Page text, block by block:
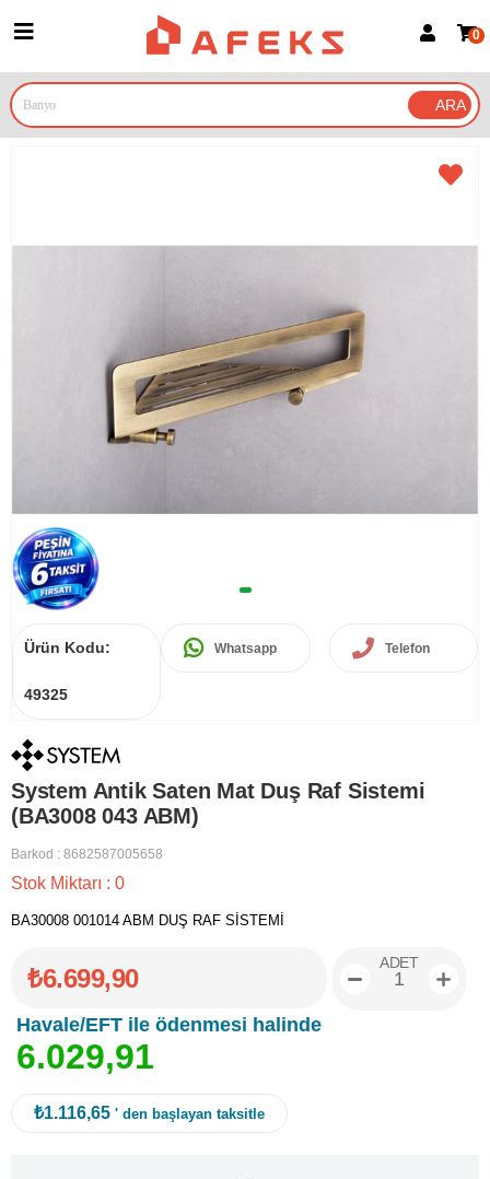
Google İle Bağlan
0
Ürün Kodu:
49325
Whatsapp Telefon
System Antik Saten Mat Duş Raf Sistemi
(BA3008 043 ABM)
Barkod : 8682587005658
Stok Miktarı : 0
BA30008 001014 ABM DUŞ RAF SİSTEMİ
₺6.699,90
Havale/EFT ile ödenmesi halinde
6.029,91
ADET
₺1.116,65 ' den başlayan taksitle